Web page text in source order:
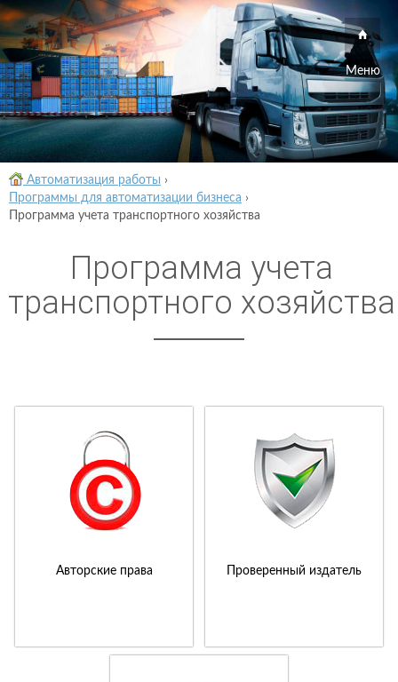
Меню
Автоматизация работы ›
Программы для автоматизации бизнеса ›
Программа учета транспортного хозяйства
Программа учета
транспортного хозяйства
Авторские права Проверенный издатель